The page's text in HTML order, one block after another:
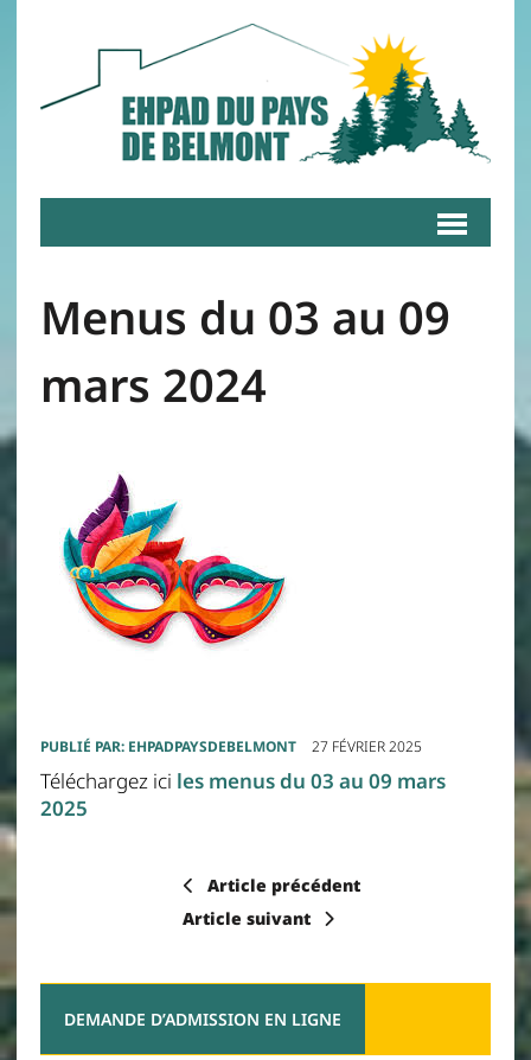
Menus du 03 au 09
mars 2024
PUBLIÉ PAR: EHPADPAYSDEBELMONT 27 FÉVRIER 2025
Téléchargez ici les menus du 03 au 09 mars
2025
Article précédent
Article suivant
DEMANDE D’ADMISSION EN LIGNE